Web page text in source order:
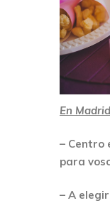
En
– Centro
para
– A elegir